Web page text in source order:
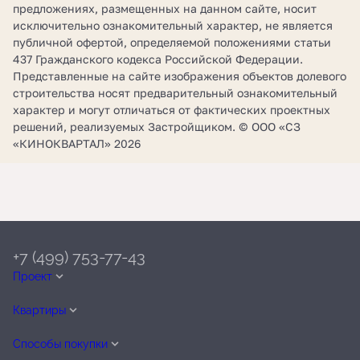
предложениях, размещенных на данном сайте, носит
исключительно ознакомительный характер, не является
публичной офертой, определяемой положениями статьи
437 Гражданского кодекса Российской Федерации.
Представленные на сайте изображения объектов долевого
строительства носят предварительный ознакомительный
характер и могут отличаться от фактических проектных
решений, реализуемых Застройщиком. © ООО «СЗ
«КИНОКВАРТАЛ» 2026
Проект
Квартиры
Способы покупки
+7 (499) 753-77-43